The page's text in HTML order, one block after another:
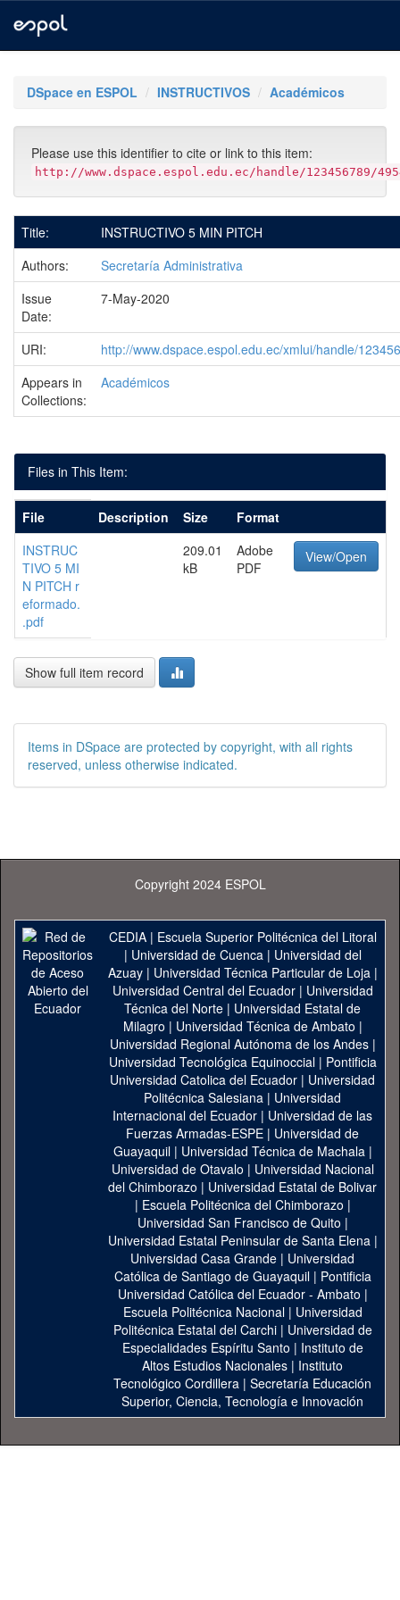
navigationDSpace en ESPOL INSTRUCTIVOS Académicos
Please use this identifier to cite or link to this item:
http://www.dspace.espol.edu.ec/handle/123456789/
Title:
INSTRUCTIVO 5 MIN PITCH
Authors:
Secretaría Administrativa
Issue
Date:
7-May-2020
URI:
http://www.dspace.espol.edu.ec/xmlui/handle/
Appears in
Collections:
Académicos
Files in This Item:
File Description Size
Format
INSTRUC
TIVO 5 MI
N PITCH r
eformado.
.pdf
209.01
kB
Adobe
PDF
View/Open
Show full item record
Items in DSpace are protected by copyright, with all rights
reserved, unless otherwise indicated.
Copyright 2024 ESPOL
CEDIA| Escuela Superior Politécnica del Litoral
| Universidad de Cuenca| Universidad del
Azuay| Universidad Técnica Particular de Loja|
Universidad Central del Ecuador| Universidad
Técnica del Norte | Universidad Estatal de
Milagro | Universidad Técnica de Ambato |
Universidad Regional Autónoma de los Andes|
Universidad Tecnológica Equinoccial| Pontificia
Universidad Catolica del Ecuador | Universidad
Politécnica Salesiana | Universidad
Internacional del Ecuador | Universidad de las
Fuerzas Armadas-ESPE | Universidad de
Guayaquil| Universidad Técnica de Machala|
Universidad de Otavalo | Universidad Nacional
del Chimborazo | Universidad Estatal de Bolivar
| Escuela Politécnica del Chimborazo |
Universidad San Francisco de Quito |
Universidad Estatal Peninsular de Santa Elena|
Universidad Casa Grande | Universidad
Católica de Santiago de Guayaquil| Pontificia
Universidad Católica del Ecuador - Ambato |
Escuela Politécnica Nacional| Universidad
Politécnica Estatal del Carchi| Universidad de
Especialidades Espíritu Santo | Instituto de
Altos Estudios Nacionales | Instituto
Tecnológico Cordillera | Secretaría Educación
Superior, Ciencia, Tecnología e Innovación